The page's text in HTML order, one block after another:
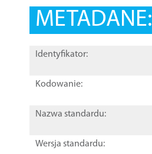
METADANE:
Identyfikator:
Kodowanie:
Nazwa standardu:
Wersja standardu: